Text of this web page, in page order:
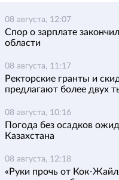
08 августа, 12:07
Спор о зарплате
области
08 августа, 11:17
Ректорские гранты и
предлагают более двух
08 августа, 10:16
Погода без осадков
Казахстана
08 августа, 12:18
«Руки прочь от Кок-